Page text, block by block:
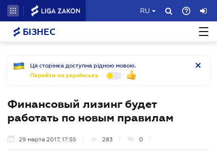
RU
БІЗНЕС
Ця сторінка доступна рідною мовою.
Перейти на українську
Финансовый лизинг будет
работать по новым правилам
29 марта 2017, 17:55 283 0